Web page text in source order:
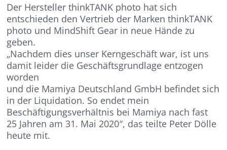
Der Hersteller thinkTANK photo hat sich
entschieden den Vertrieb der Marken thinkTANK
photo und MindShift Gear in neue Hände zu
geben.
„Nachdem dies unser Kerngeschäft war, ist uns
damit leider die Geschäftsgrundlage entzogen
worden
und die Mamiya Deutschland GmbH befindet sich
in der Liquidation. So endet mein
Beschäftigungsverhältnis bei Mamiya nach fast
25 Jahren am 31. Mai 2020″, das teilte Peter Dölle
heute mit.